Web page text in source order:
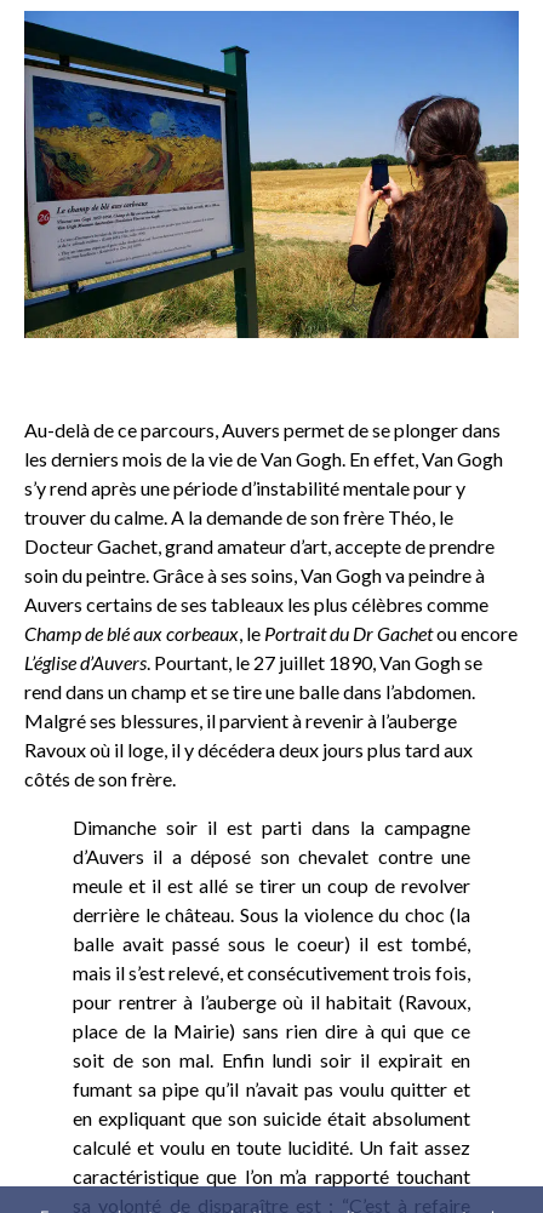
Au-delà de ce parcours, Auvers permet de se plonger dans
les derniers mois de la vie de Van Gogh. En effet, Van Gogh
s’y rend après une période d’instabilité mentale pour y
trouver du calme. A la demande de son frère Théo, le
Docteur Gachet, grand amateur d’art, accepte de prendre
soin du peintre. Grâce à ses soins, Van Gogh va peindre à
Auvers certains de ses tableaux les plus célèbres comme
Champ de blé aux corbeaux, le Portrait du Dr Gachetou encore
L’église d’Auvers. Pourtant, le 27 juillet 1890, Van Gogh se
rend dans un champ et se tire une balle dans l’abdomen.
Malgré ses blessures, il parvient à revenir à l’auberge
Ravoux où il loge, il y décédera deux jours plus tard aux
côtés de son frère.
Dimanche soir il est parti dans la campagne
d’Auvers il a déposé son chevalet contre une
meule et il est allé se tirer un coup de revolver
derrière le château. Sous la violence du choc (la
balle avait passé sous le coeur) il est tombé,
mais il s’est relevé, et consécutivement trois fois,
pour rentrer à l’auberge où il habitait (Ravoux,
place de la Mairie) sans rien dire à qui que ce
soit de son mal. Enfin lundi soir il expirait en
fumant sa pipe qu’il n’avait pas voulu quitter et
en expliquant que son suicide était absolument
calculé et voulu en toute lucidité. Un fait assez
caractéristique que l’on m’a rapporté touchant
sa volonté de disparaître est : “C’est à refaire